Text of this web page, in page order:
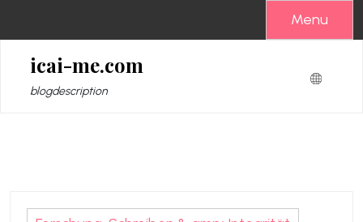
springen
Menu
icai-me.com
blogdescription